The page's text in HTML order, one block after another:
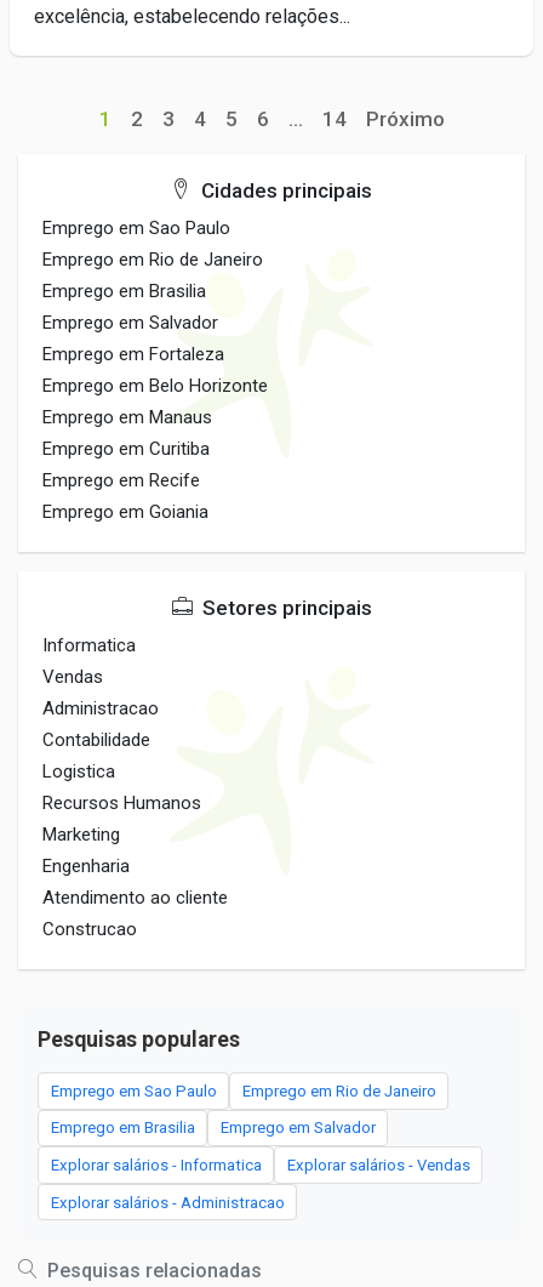
excelência, estabelecendo relações...
1 2 3 4 5 6 ... 14 Próximo
Cidades principais
Emprego em Sao Paulo
Emprego em Rio de Janeiro
Emprego em Brasilia
Emprego em Salvador
Emprego em Fortaleza
Emprego em Belo Horizonte
Emprego em Manaus
Emprego em Curitiba
Emprego em Recife
Emprego em Goiania
Setores principais
Informatica
Vendas
Administracao
Contabilidade
Logistica
Recursos Humanos
Marketing
Engenharia
Atendimento ao cliente
Construcao
Pesquisas populares
Emprego em Sao Paulo Emprego em Rio de Janeiro
Emprego em Brasilia Emprego em Salvador
Explorar salários - Informatica Explorar salários - Vendas
Explorar salários - Administracao
Pesquisas relacionadas